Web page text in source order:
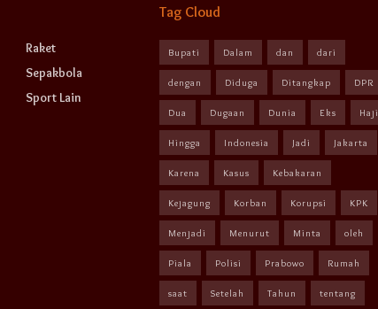
Raket
Sepakbola
Sport Lain
Tag Cloud
Bupati Dalam dan dari
dengan Diduga Ditangkap DPR
Dua Dugaan Dunia Eks Haji
Hingga Indonesia Jadi Jakarta
Karena Kasus Kebakaran
Kejagung Korban Korupsi KPK
Menjadi Menurut Minta oleh
Piala Polisi Prabowo Rumah
saat Setelah Tahun tentang